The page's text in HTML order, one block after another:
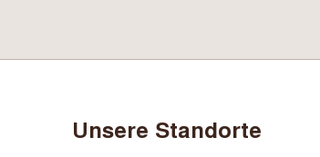
Unsere Standorte